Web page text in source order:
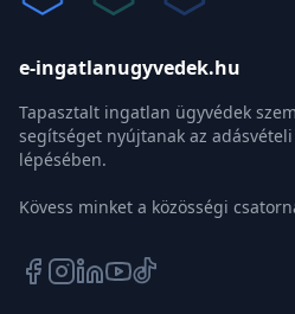
e-ingatlanugyvedek.hu
Tapasztalt ingatlan ügyvédek
segítséget nyújtanak az
lépésében.
Kövess minket a közösségi